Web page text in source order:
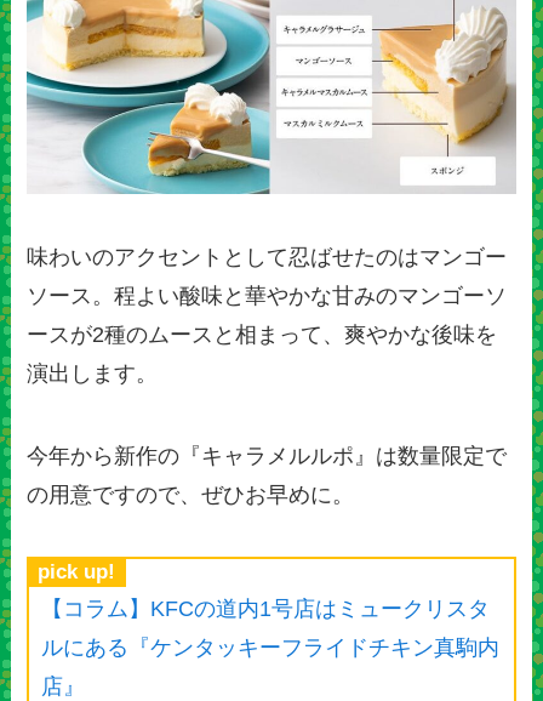
味わいのアクセントとして忍ばせたのはマンゴー
ソース。程よい酸味と華やかな甘みのマンゴーソ
ースが2種のムースと相まって、爽やかな後味を
演出します。
今年から新作の『キャラメルルポ』は数量限定で
の用意ですので、ぜひお早めに。
pick up!
【コラム】KFCの道内1号店はミュークリスタ
ルにある『ケンタッキーフライドチキン真駒内
店』